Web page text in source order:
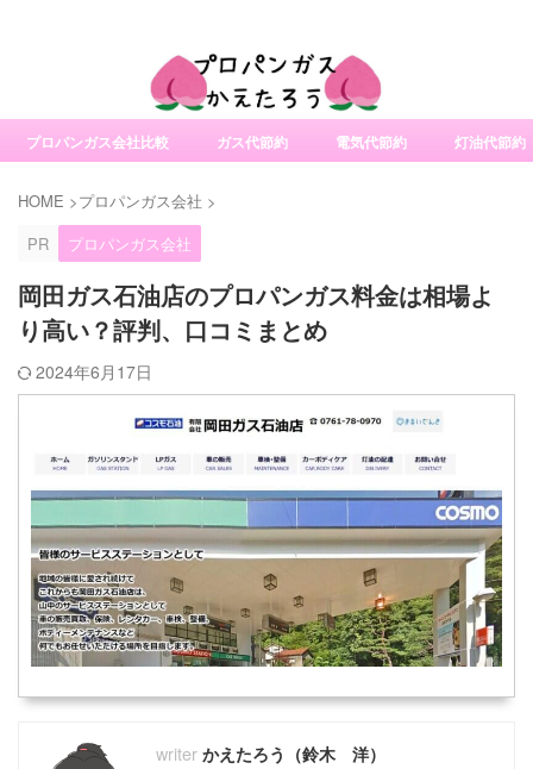
プロパンガス会社比較 ガス代節約 電気代節約 灯油代節約
HOME >プロパンガス会社 >
PR
プロパンガス会社
岡田ガス石油店のプロパンガス料金は相場よ
り高い？評判、口コミまとめ
2024年6月17日
かえたろう（鈴木 洋）